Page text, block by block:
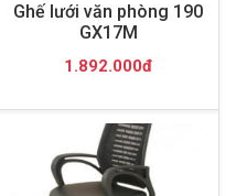
Ghế lưới văn phòng 190
GX17M
1.892.000đ